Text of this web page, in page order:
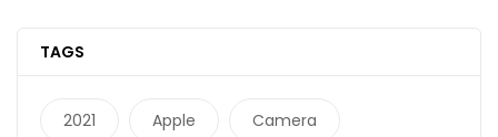
TAGS
2021 Apple Camera